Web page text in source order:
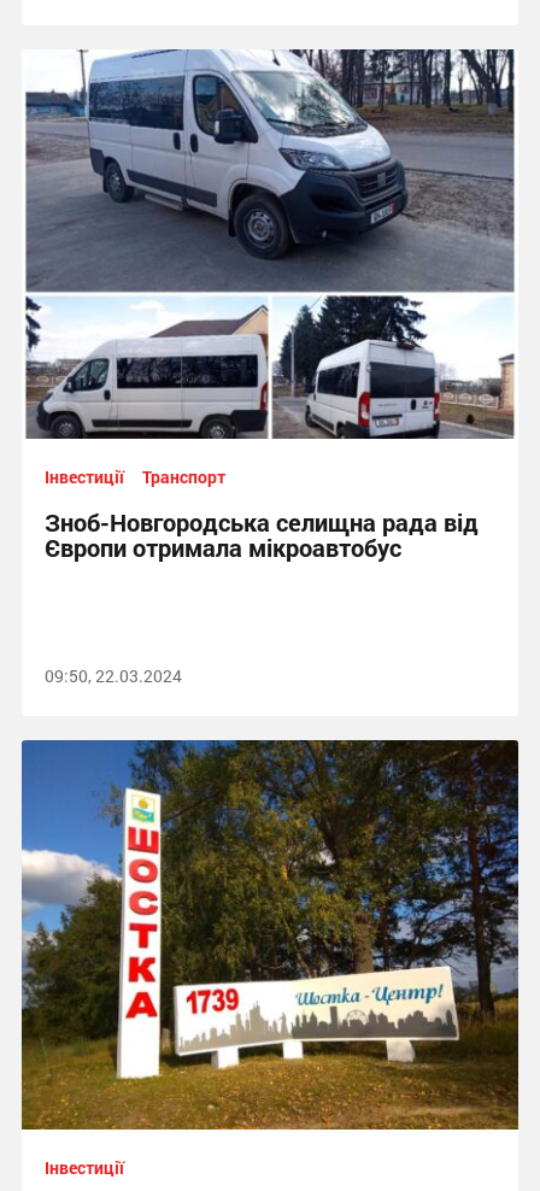
Інвестиції Транспорт
Зноб-Новгородська селищна рада від
Європи отримала мікроавтобус
09:50, 22.03.2024
Інвестиції